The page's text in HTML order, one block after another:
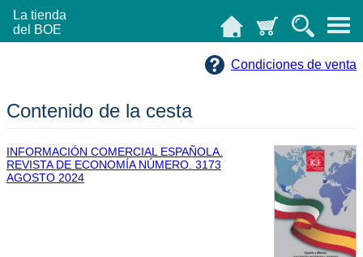
La tienda
del BOE
Condiciones de venta
Contenido de la cesta
INFORMACIÓN COMERCIAL ESPAÑOLA.
REVISTA DE ECONOMÍA NÚMERO. 3173
AGOSTO 2024